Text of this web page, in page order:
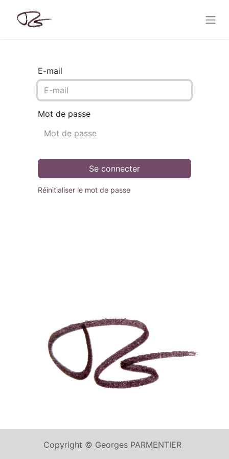
E-mail
Mot de passe
Se connecter
Réinitialiser le mot de passe
Copyright © Georges PARMENTIER